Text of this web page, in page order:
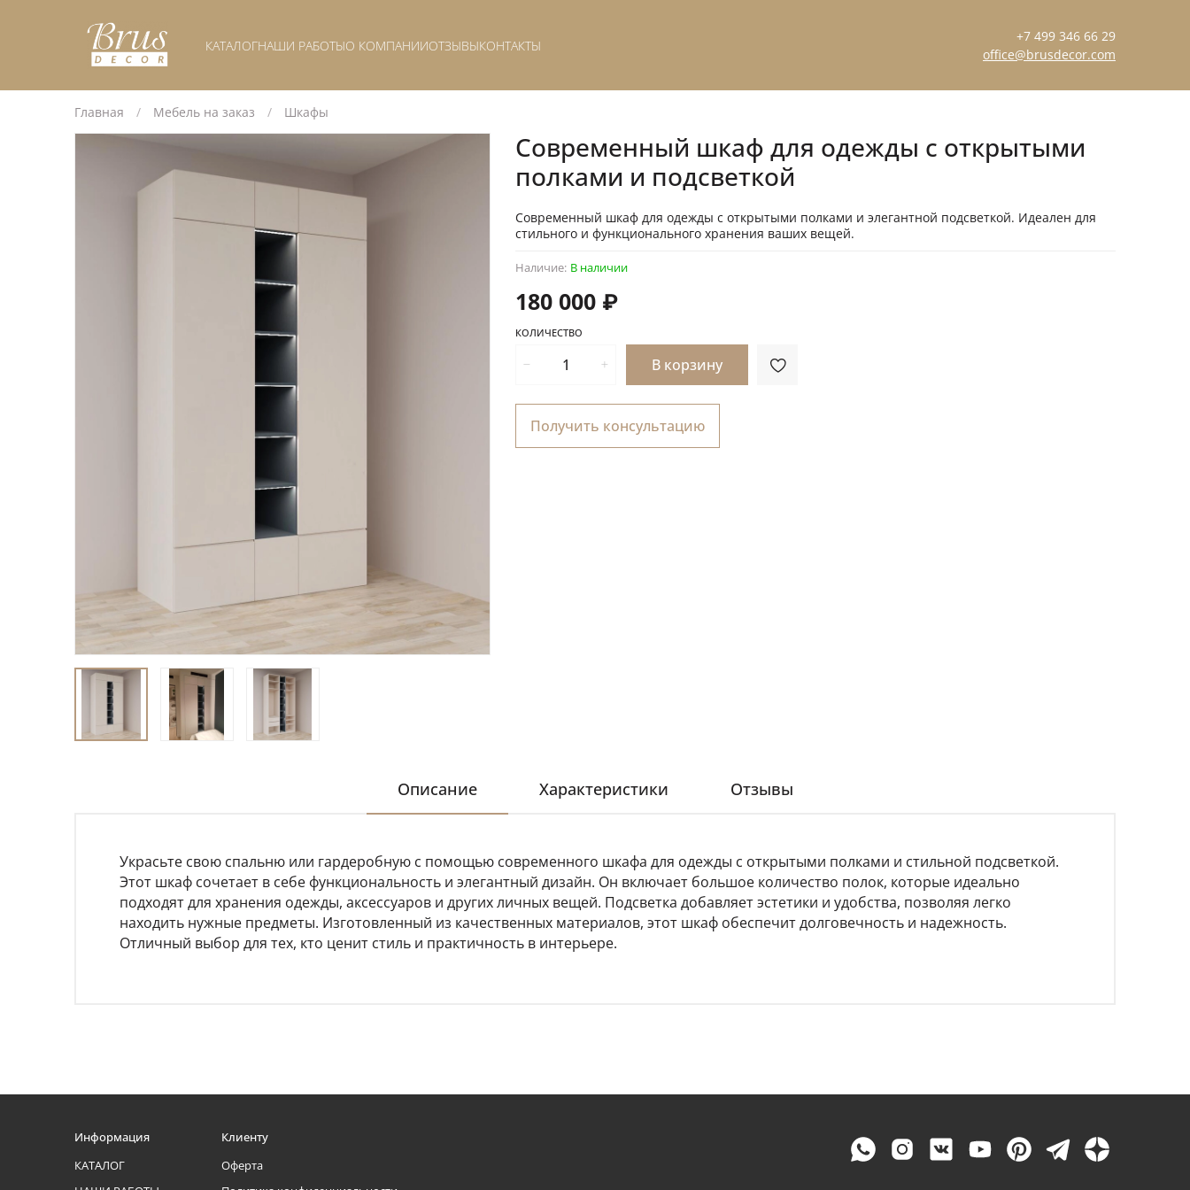
КАТАЛОГНАШИ РАБОТЫО КОМПАНИИОТЗЫВЫКОНТАКТЫ
+7 499 346 66 29
office@brusdecor.com
Главная Мебель на заказ Шкафы
Наличие: В наличии
Современный шкаф для одежды с открытыми
полками и подсветкой
180 000 ₽
КОЛИЧЕСТВО
В корзину
Получить консультацию
Современный шкаф для одежды с открытыми полками и элегантной подсветкой. Идеален для
стильного и функционального хранения ваших вещей.
Описание Характеристики Отзывы
Украсьте свою спальню или гардеробную с помощью современного шкафа для одежды с открытыми полками и стильной подсветкой.
Этот шкаф сочетает в себе функциональность и элегантный дизайн. Он включает большое количество полок, которые идеально
подходят для хранения одежды, аксессуаров и других личных вещей. Подсветка добавляет эстетики и удобства, позволяя легко
находить нужные предметы. Изготовленный из качественных материалов, этот шкаф обеспечит долговечность и надежность.
Отличный выбор для тех, кто ценит стиль и практичность в интерьере.
Информация
КАТАЛОГ
Клиенту
Оферта